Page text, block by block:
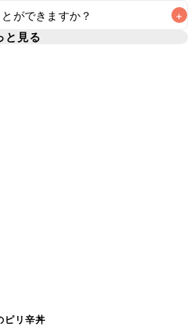
ができますか？ +
お作りいただけますが、メイ
場合は省くと味がぼやける可
と見る
ピリ辛丼